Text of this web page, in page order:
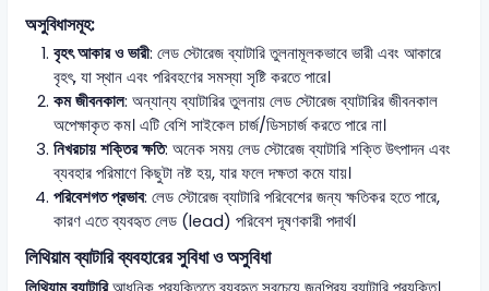
অসুবিধাসমূহ:
বৃহৎ আকার ও ভারী: লেড স্টোরেজ ব্যাটারি তুলনামূলকভাবে ভারী এবং আকারে
বৃহৎ, যা স্থান এবং পরিবহণের সমস্যা সৃষ্টি করতে পারে।
কম জীবনকাল: অন্যান্য ব্যাটারির তুলনায় লেড স্টোরেজ ব্যাটারির জীবনকাল
অপেক্ষাকৃত কম। এটি বেশি সাইকেল চার্জ/ডিসচার্জ করতে পারে না।
নিখরচায় শক্তির ক্ষতি: অনেক সময় লেড স্টোরেজ ব্যাটারি শক্তি উৎপাদন এবং
ব্যবহার পরিমাণে কিছুটা নষ্ট হয়, যার ফলে দক্ষতা কমে যায়।
পরিবেশগত প্রভাব: লেড স্টোরেজ ব্যাটারি পরিবেশের জন্য ক্ষতিকর হতে পারে,
কারণ এতে ব্যবহৃত লেড (lead) পরিবেশ দূষণকারী পদার্থ।
লিথিয়াম ব্যাটারি ব্যবহারের সুবিধা ও অসুবিধা